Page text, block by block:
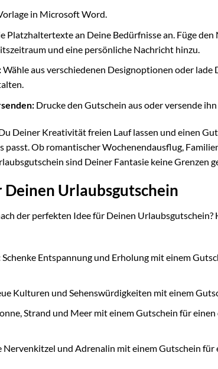
in Microsoft Word.
Platzhaltertexte an Deine Bedürfnisse an. Füge
und eine persönliche Nachricht hinzu.
Wähle aus verschiedenen Designoptionen oder lade
Drucke den Gutschein aus oder versende
Deiner Kreativität freien Lauf lassen und einen
passt. Ob romantischer Wochenendausflug,
sind Deiner Fantasie keine Grenzen
Urlaubsgutschein
der perfekten Idee für Deinen
Schenke Entspannung und Erholung mit einem
Kulturen und Sehenswürdigkeiten mit einem
Strand und Meer mit einem Gutschein für
Nervenkitzel und Adrenalin mit einem Gutschein für